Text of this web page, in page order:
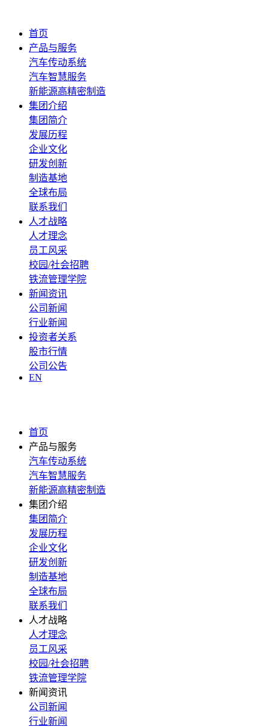
首页
产品与服务
汽车传动系统
汽车智慧服务
新能源高精密制造
集团介绍
集团简介
发展历程
企业文化
研发创新
制造基地
全球布局
联系我们
人才战略
人才理念
员工风采
校园/社会招聘
铁流管理学院
新闻资讯
公司新闻
行业新闻
投资者关系
股市行情
公司公告
EN
首页
产品与服务
汽车传动系统
汽车智慧服务
新能源高精密制造
集团介绍
集团简介
发展历程
企业文化
研发创新
制造基地
全球布局
联系我们
人才战略
人才理念
员工风采
校园/社会招聘
铁流管理学院
新闻资讯
公司新闻
行业新闻